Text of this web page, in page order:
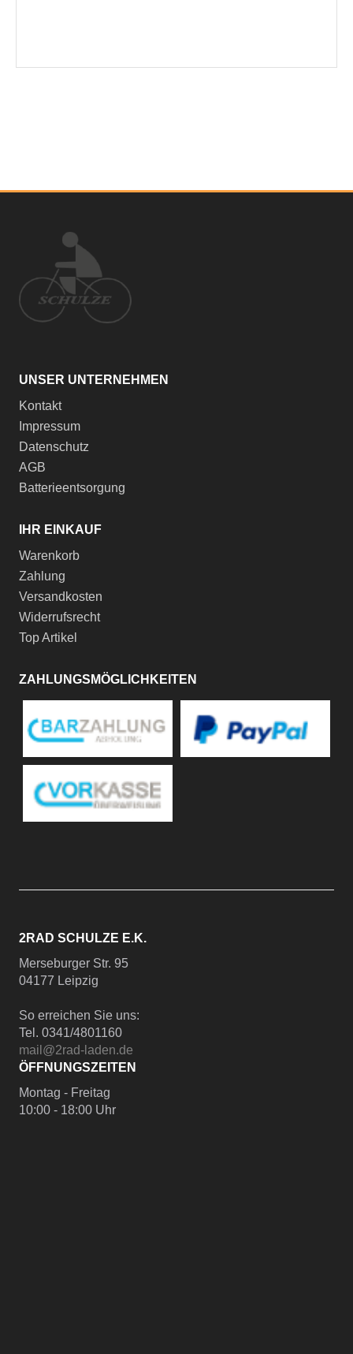
UNSER UNTERNEHMEN
Kontakt
Impressum
Datenschutz
AGB
Batterieentsorgung
IHR EINKAUF
Warenkorb
Zahlung
Versandkosten
Widerrufsrecht
Top Artikel
ZAHLUNGSMÖGLICHKEITEN
2RAD SCHULZE E.K.
Merseburger Str. 95
04177 Leipzig
So erreichen Sie uns:
Tel. 0341/4801160
mail@2rad-laden.de
ÖFFNUNGSZEITEN
Montag - Freitag
10:00 - 18:00 Uhr